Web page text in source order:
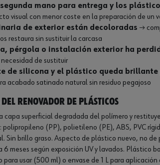
mano para entrega y los
visual con menor coste en la preparación de un
de exterior están decoloradas →
restaura sin sustituir la carcasa
pérgola o instalación exterior ha
de sustituir
de silicona y el plástico queda brillante
acabado satinado natural sin residuo pegajoso
renovador de plásticos
capa superficial degradada del polímero y
: polipropileno (PP), polietileno (PE), ABS, PVC
Sin brillo graso. Aspecto de plástico nuevo, no
6 meses según exposición UV y lavados. Plástico
para usar (500 ml) o envase de 1 L para